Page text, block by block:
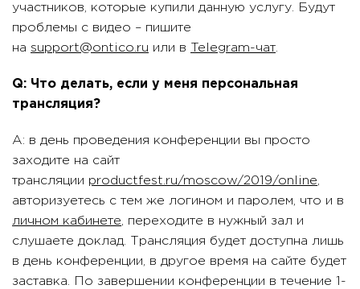
участников, которые купили данную услугу. Будут
проблемы с видео – пишите
на support@ontico.ru или в Telegram-чат
Q: Что делать, если у меня персональная
трансляция?
A: в день проведения конференции вы просто
заходите на сайт
трансляции productfest.ru/moscow/2019/online
авторизуетесь с тем же логином и паролем, что и в
личном кабинете , переходите в нужный зал и
слушаете доклад. Трансляция будет доступна лишь
в день конференции, в другое время на сайте будет
заставка. По завершении конференции в течение 1-